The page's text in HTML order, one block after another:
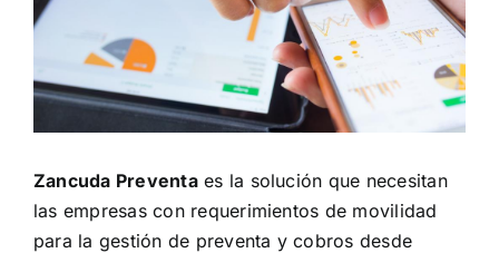
Zancuda Preventaes la solución que necesitan
las empresas con requerimientos de movilidad
para la gestión de preventa y cobros desde